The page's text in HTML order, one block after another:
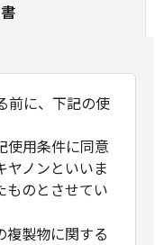
前に、下記の使
使用条件に同意
ヤノンといいま
ものとさせてい
複製物に関する